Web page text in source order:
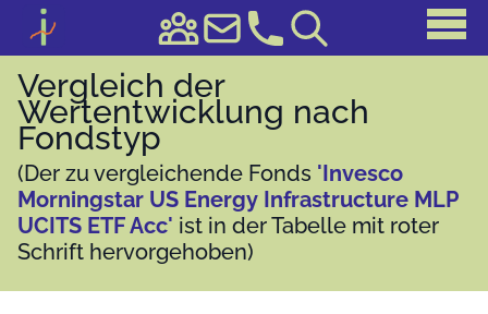
Vergleich der
Wertentwicklung nach
Fondstyp
(Der zu vergleichende Fonds 'Invesco
Morningstar US Energy Infrastructure MLP
UCITS ETF Acc' ist in der Tabelle mit roter
Schrift hervorgehoben)